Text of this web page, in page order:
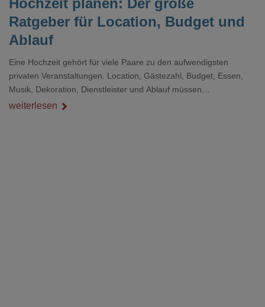
Hochzeit planen: Der große
Ratgeber für Location, Budget und
Ablauf
Eine Hochzeit gehört für viele Paare zu den aufwendigsten
privaten Veranstaltungen. Location, Gästezahl, Budget, Essen,
Musik, Dekoration, Dienstleister und Ablauf müssen
zusammenpassen, damit der Tag gut organisiert ist und trotzdem
weiterlesen